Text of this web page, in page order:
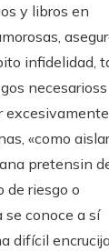
y libros en
infidelidad,
necesarioss
excesivamente
«como
pretensin
de riesgo o
se conoce a sí
difícil